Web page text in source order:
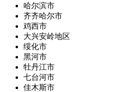
哈尔滨市
齐齐哈尔市
鸡西市
大兴安岭地区
绥化市
黑河市
牡丹江市
七台河市
佳木斯市